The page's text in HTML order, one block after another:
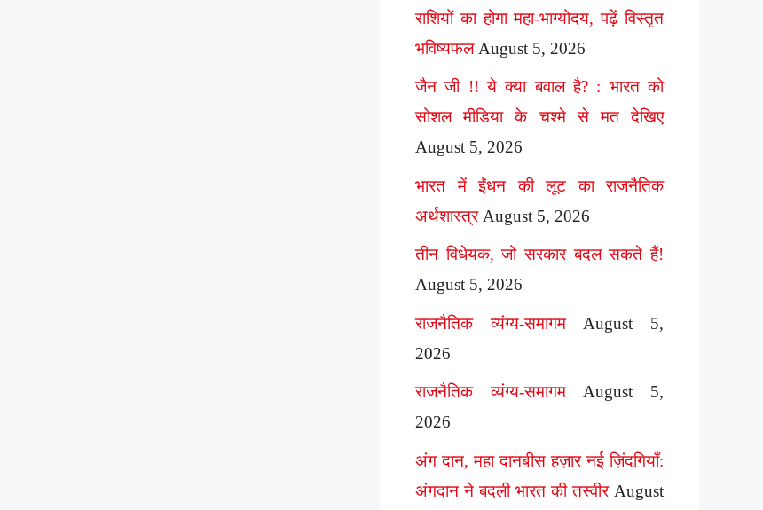
राशियों का होगा महा-भाग्योदय, पढ़ें विस्तृत
भविष्यफल August 5, 2026
जैन जी !! ये क्या बवाल है? : भारत को
सोशल मीडिया के चश्मे से मत देखिए
August 5, 2026
भारत में ईंधन की लूट का राजनैतिक
अर्थशास्त्र August 5, 2026
तीन विधेयक, जो सरकार बदल सकते हैं!
August 5, 2026
राजनैतिक व्यंग्य-समागम
August 5,
2026
राजनैतिक व्यंग्य-समागम
August 5,
2026
अंग दान, महा दानबीस हज़ार नई ज़िंदगियाँ:
अंगदान ने बदली भारत की तस्वीर August